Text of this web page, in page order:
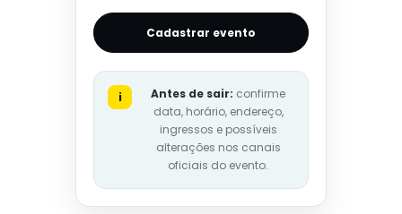
Cadastrar evento
i Antes de sair: confirme
data, horário, endereço,
ingressos e possíveis
alterações nos canais
oficiais do evento.